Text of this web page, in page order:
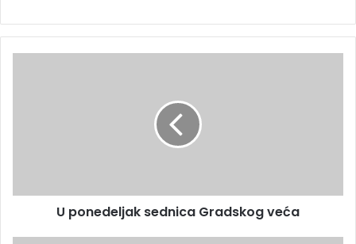
U ponedeljak sednica Gradskog veća